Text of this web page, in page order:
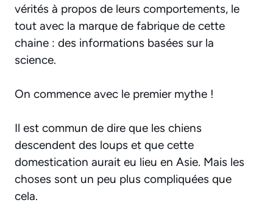
vérités à propos de leurs comportements, le
tout avec la marque de fabrique de cette
chaine : des informations basées sur la
science.
On commence avec le premier mythe !
Il est commun de dire que les chiens
descendent des loups et que cette
domestication aurait eu lieu en Asie. Mais les
choses sont un peu plus compliquées que
cela.